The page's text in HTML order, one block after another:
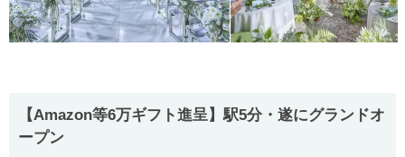
【Amazon等6万ギフト進呈】駅5分・遂にグランドオ
ープン